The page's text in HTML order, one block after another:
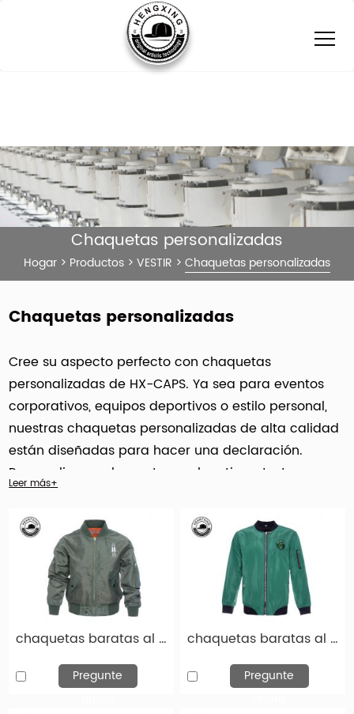
Chaquetas personalizadas
Hogar > Productos > VESTIR > Chaquetas personalizadas
Chaquetas personalizadas
Cree su aspecto perfecto con chaquetas
personalizadas de HX-CAPS. Ya sea para eventos
corporativos, equipos deportivos o estilo personal,
nuestras chaquetas personalizadas de alta calidad
están diseñadas para hacer una declaración.
Personalice su chaqueta con logotipos, texto o
personalidad. No olvides completar tu atuendo con
nuestro eleganteropa de cabeza personalizada
Opciones: perfecta para agregar un toque final a su
aspecto. Con nuestra plataforma de
personalización fácil de usar, diseñar el combo ideal
de chaqueta y sombreros nunca ha sido más fácil.
¡Visite y comience a personalizar su chaqueta y
sombreros hoy!
Leer más+
chaquetas baratas al por mayor chaqueta marrón clara-jck005
Pregunte
chaquetas baratas al por mayor chaqueta verde personalizada-jck004
Pregunte